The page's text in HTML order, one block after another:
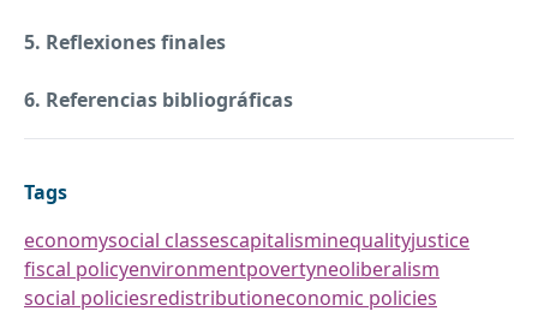
5. Reflexiones finales
6. Referencias bibliográficas
Tags
economysocial classescapitalisminequalityjustice
fiscal policyenvironmentpovertyneoliberalism
social policiesredistributioneconomic policies